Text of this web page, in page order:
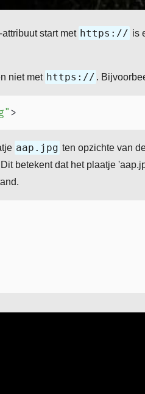
start met https:// is
niet met https:// .
" >
aap.jpg ten opzichte van
Dit betekent dat het plaatje